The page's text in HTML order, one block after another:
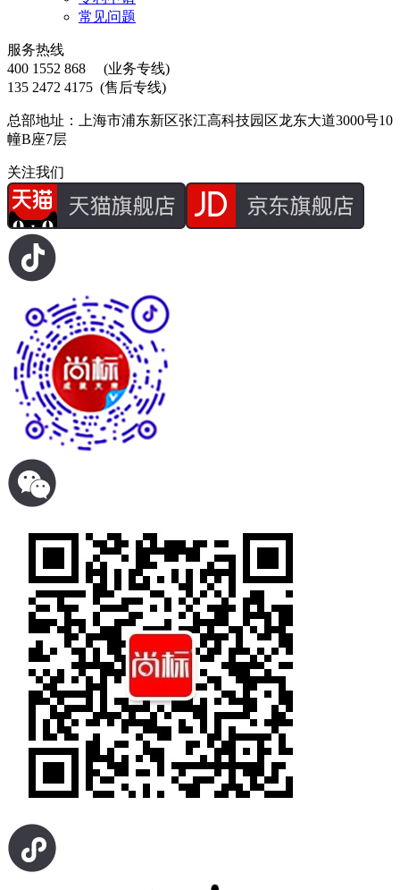
常见问题
服务热线
400 1552 868
(业务专线)
135 2472 4175 (售后专线)
总部地址：上海市浦东新区张江高科技园区龙东大道3000号10
幢B座7层
关注我们